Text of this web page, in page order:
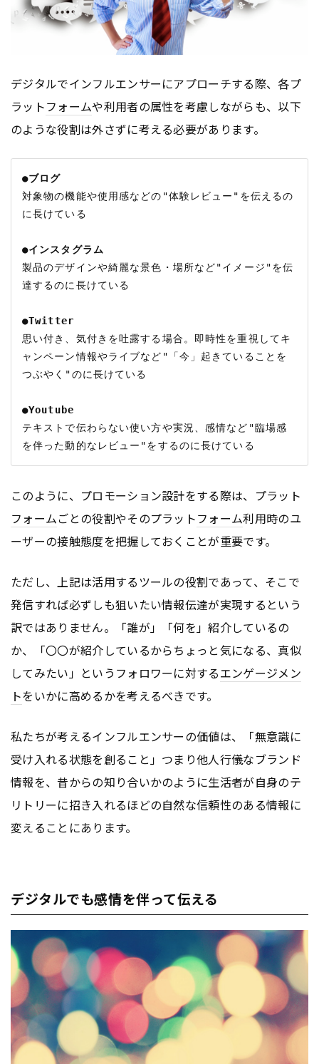
デジタルでインフルエンサーにアプローチする際、各プ
ラットフォームや利用者の属性を考慮しながらも、以下
のような役割は外さずに考える必要があります。
●ブログ
対象物の機能や使用感などの"体験レビュー"を伝えるの
に長けている
●インスタグラム
製品のデザインや綺麗な景色・場所など"イメージ"を伝
達するのに長けている
●Twitter
思い付き、気付きを吐露する場合。即時性を重視してキ
ャンペーン情報やライブなど"「今」起きていることを
つぶやく"のに長けている
●Youtube
テキストで伝わらない使い方や実況、感情など"臨場感
このように、プロモーション設計をする際は、プラット
フォームごとの役割やそのプラットフォーム利用時のユ
ーザーの接触態度を把握しておくことが重要です。
ただし、上記は活用するツールの役割であって、そこで
発信すれば必ずしも狙いたい情報伝達が実現するという
訳ではありません。「誰が」「何を」紹介しているの
か、「〇〇が紹介しているからちょっと気になる、真似
してみたい」というフォロワーに対するエンゲージメン
トをいかに高めるかを考えるべきです。
私たちが考えるインフルエンサーの価値は、「無意識に
受け入れる状態を創ること」つまり他人行儀なブランド
情報を、昔からの知り合いかのように生活者が自身のテ
リトリーに招き入れるほどの自然な信頼性のある情報に
変えることにあります。
デジタルでも感情を伴って伝える